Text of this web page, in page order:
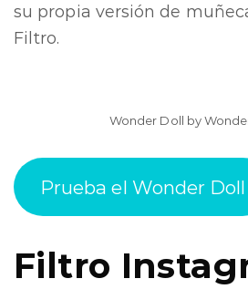
su propia versión de
Filtro.
Wonder Doll by
Prueba el Wonder Doll
Filtro